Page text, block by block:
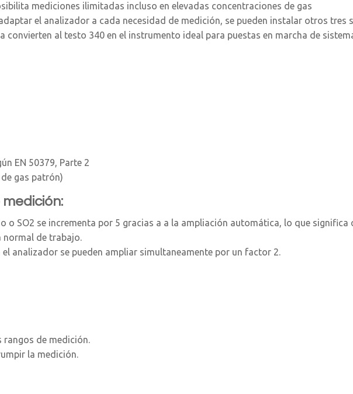
mediciones ilimitadas incluso en elevadas concentraciones de gas
el analizador a cada necesidad de medición, se pueden instalar otros tres
al testo 340 en el instrumento ideal para puestas en marcha de
EN 50379, Parte 2
gas patrón)
o SO2 se incrementa por 5 gracias a a la ampliación automática, lo que
normal de trabajo.
analizador se pueden ampliar simultaneamente por un factor 2.
rangos de medición.
la medición.